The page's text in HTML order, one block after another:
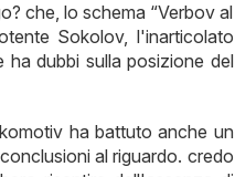
che, lo schema “Verbov al
Sokolov, l'inarticolato
ha dubbi sulla posizione del
ha battuto anche un
al riguardo. credo